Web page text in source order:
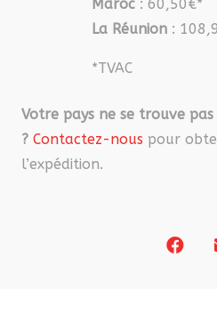
Maroc : 60,50€*
La Réunion :
*TVAC
Votre pays ne se trouve
? Contactez-nous pour
l’expédition.